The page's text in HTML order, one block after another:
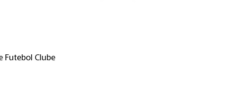
Futebol Clube